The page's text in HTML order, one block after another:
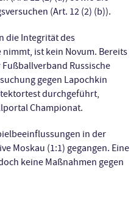
(Art. 12 (2) (b)).
die Integrität des
ist kein Novum. Bereits
Russische
gegen Lapochkin
durchgeführt,
Championat.
in der
Moskau (1:1) gegangen. Eine
keine Maßnahmen gegen